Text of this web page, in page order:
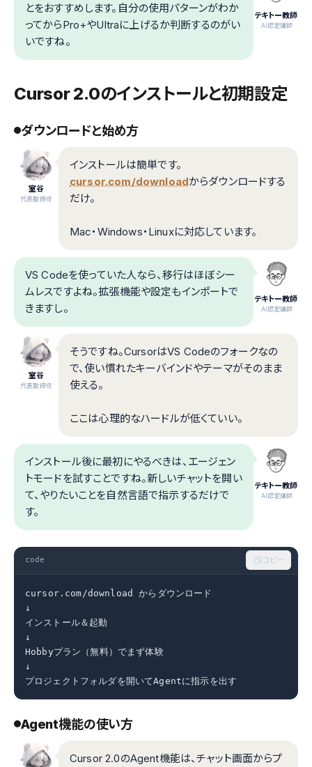
テキトー教師
.AI認定講師
とをおすすめします。自分の使用パターンがわか
ってからPro+やUltraに上げるか判断するのがい
いですね。
Cursor 2.0のインストールと初期設定
ダウンロードと始め方
室谷
代表取締役
インストールは簡単です。
cursor.com/downloadからダウンロードする
だけ。
Mac・Windows・Linuxに対応しています。
テキトー教師
.AI認定講師
VS Codeを使っていた人なら、移行はほぼシー
ムレスですよね。拡張機能や設定もインポートで
きますし。
室谷
代表取締役
そうですね。CursorはVS Codeのフォークなの
で、使い慣れたキーバインドやテーマがそのまま
使える。
ここは心理的なハードルが低くていい。
テキトー教師
.AI認定講師
インストール後に最初にやるべきは、エージェン
トモードを試すことですね。新しいチャットを開い
て、やりたいことを自然言語で指示するだけで
す。
code コピー
cursor.com/download からダウンロード
↓
インストール＆起動
↓
Hobbyプラン（無料）でまず体験
↓
プロジェクトフォルダを開いてAgentに指示を出す
Agent機能の使い方
Cursor 2.0のAgent機能は、チャット画面からプ